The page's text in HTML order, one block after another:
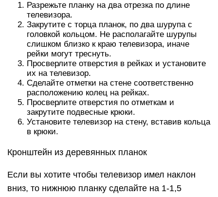
Разрежьте планку на два отрезка по длине
телевизора.
Закрутите с торца планок, по два шурупа с
головкой кольцом. Не располагайте шурупы
слишком близко к краю телевизора, иначе
рейки могут треснуть.
Просверлите отверстия в рейках и установите
их на телевизор.
Сделайте отметки на стене соответственно
расположению колец на рейках.
Просверлите отверстия по отметкам и
закрутите подвесные крюки.
Установите телевизор на стену, вставив кольца
в крюки.
Кронштейн из деревянных планок
Если вы хотите чтобы телевизор имел наклон
вниз, то нижнюю планку сделайте на 1-1,5